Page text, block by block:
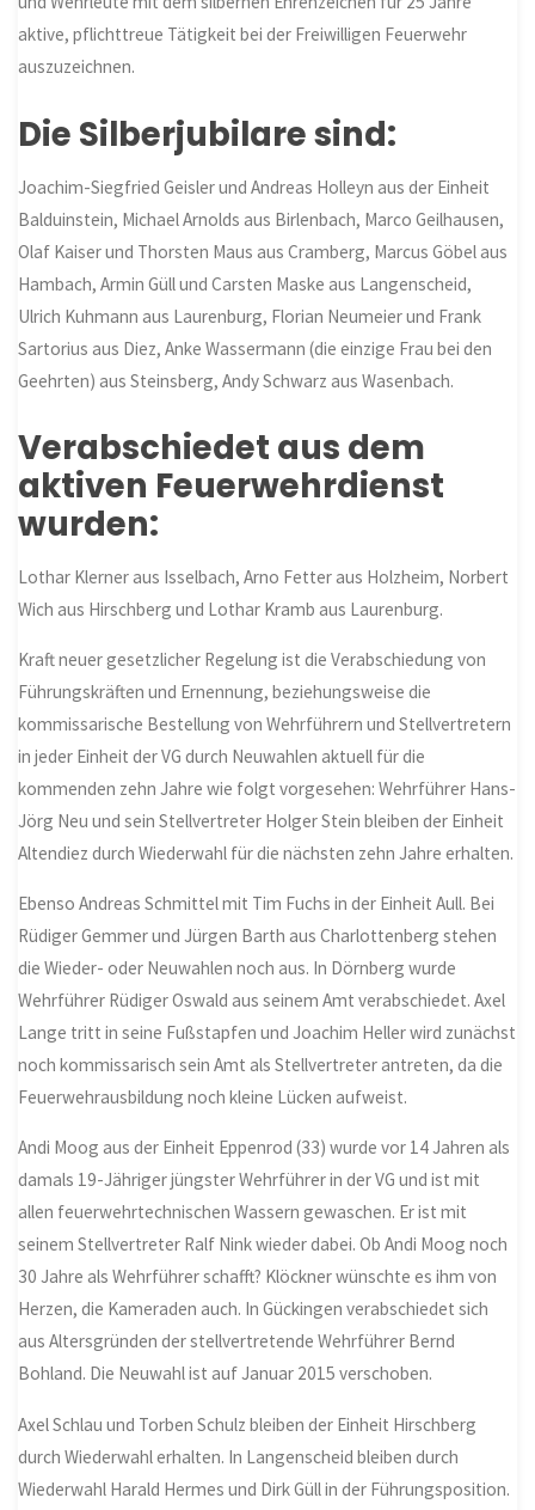
aktive, pflichttreue Tätigkeit bei der Freiwilligen Feuerwehr
auszuzeichnen.
Die Silberjubilare sind:
Joachim-Siegfried Geisler und Andreas Holleyn aus der Einheit
Balduinstein, Michael Arnolds aus Birlenbach, Marco Geilhausen,
Olaf Kaiser und Thorsten Maus aus Cramberg, Marcus Göbel aus
Hambach, Armin Güll und Carsten Maske aus Langenscheid,
Ulrich Kuhmann aus Laurenburg, Florian Neumeier und Frank
Sartorius aus Diez, Anke Wassermann (die einzige Frau bei den
Geehrten) aus Steinsberg, Andy Schwarz aus Wasenbach.
Verabschiedet aus dem
aktiven Feuerwehrdienst
wurden:
Lothar Klerner aus Isselbach, Arno Fetter aus Holzheim, Norbert
Wich aus Hirschberg und Lothar Kramb aus Laurenburg.
Kraft neuer gesetzlicher Regelung ist die Verabschiedung von
Führungskräften und Ernennung, beziehungsweise die
kommissarische Bestellung von Wehrführern und Stellvertretern
in jeder Einheit der VG durch Neuwahlen aktuell für die
kommenden zehn Jahre wie folgt vorgesehen: Wehrführer Hans-
Jörg Neu und sein Stellvertreter Holger Stein bleiben der Einheit
Altendiez durch Wiederwahl für die nächsten zehn Jahre erhalten.
Ebenso Andreas Schmittel mit Tim Fuchs in der Einheit Aull. Bei
Rüdiger Gemmer und Jürgen Barth aus Charlottenberg stehen
die Wieder- oder Neuwahlen noch aus. In Dörnberg wurde
Wehrführer Rüdiger Oswald aus seinem Amt verabschiedet. Axel
Lange tritt in seine Fußstapfen und Joachim Heller wird zunächst
noch kommissarisch sein Amt als Stellvertreter antreten, da die
Feuerwehrausbildung noch kleine Lücken aufweist.
Andi Moog aus der Einheit Eppenrod (33) wurde vor 14 Jahren als
damals 19-Jähriger jüngster Wehrführer in der VG und ist mit
allen feuerwehrtechnischen Wassern gewaschen. Er ist mit
seinem Stellvertreter Ralf Nink wieder dabei. Ob Andi Moog noch
30 Jahre als Wehrführer schafft? Klöckner wünschte es ihm von
Herzen, die Kameraden auch. In Gückingen verabschiedet sich
aus Altersgründen der stellvertretende Wehrführer Bernd
Bohland. Die Neuwahl ist auf Januar 2015 verschoben.
Axel Schlau und Torben Schulz bleiben der Einheit Hirschberg
durch Wiederwahl erhalten. In Langenscheid bleiben durch
Wiederwahl Harald Hermes und Dirk Güll in der Führungsposition.